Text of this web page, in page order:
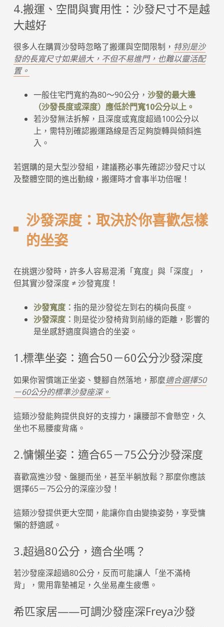
4.搬運、空間與實用性：沙發尺寸不是越
大越好
很多人在購買沙發時忽略了搬運與空間限制， 特別是沙
發的長寬尺寸如果過大，不但不易進門，也難以靈活配
置。
一般住宅門寬約為80～90公分， 沙發的最大邊
（沙發長度或深度）應低於門寬10公分以上。
若沙發無法拆解，且深度或寬度超過100公分以
上，需特別確認搬運路線是否足夠旋轉與傾斜進
入。
若選購的是大型沙發組，建議務必事先確認沙發尺寸以
及整體空間的進出動線，搬運時才會事半功倍喔！
沙發深度：取決於你喜歡怎樣
的坐姿
在挑選沙發時，許多人容易混淆「寬度」與「深度」，
但其實沙發深度 ≠ 沙發寬度！
沙發寬度： 指的是沙發從左到右的橫向長度。
沙發深度： 則是從沙發椅背到前緣的距離，影響的
是坐感舒適度與適合的坐姿。
1.標準坐姿：適合50－60公分沙發深度
如果你習慣端正坐姿、雙腳自然落地，那麼適合選擇50
－60公分的標準沙發座深。
這類沙發能夠提供良好的支撐力，讓腰部不會懸空，久
坐也不易腰痠背痛。
2.慵懶坐姿：適合65－75公分沙發深度
喜歡窩進沙發、盤腿而坐，甚至半躺放鬆？那麼你應該
選擇65－75公分的深座沙發！
這類沙發提供更大空間，能讓你自由變換姿勢，享受慵
懶的舒適感。
3.超過80公分，適合坐嗎？
若沙發座深超過80公分，反而可能讓人「坐不滿椅
背」，需用靠墊補足，久坐易產生疲憊。
希匹家居——可調沙發座深Freya沙發